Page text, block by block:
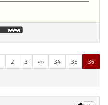
2 3 «» 34 35 36